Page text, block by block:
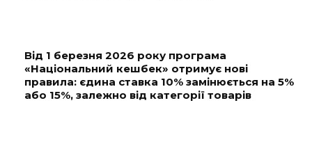
Від 1 березня 2026 року програма
«Національний кешбек» отримує нові
правила: єдина ставка 10% замінюється на 5%
або 15%, залежно від категорії товарів